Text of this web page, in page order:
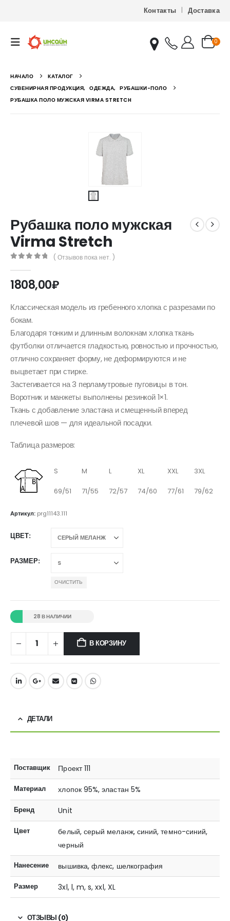
Контакты Доставка
0
НАЧАЛО
КАТАЛОГ
СУВЕНИРНАЯ ПРОДУКЦИЯ, ОДЕЖДА, РУБАШКИ-ПОЛО
РУБАШКА ПОЛО МУЖСКАЯ VIRMA STRETCH
Рубашка поло мужская
Virma Stretch
( Отзывов пока нет. )
1808,00₽
Классическая модель из гребенного хлопка с разрезами по
бокам.
Благодаря тонким и длинным волокнам хлопка ткань
футболки отличается гладкостью, ровностью и прочностью,
отлично сохраняет форму, не деформируются и не
выцветает при стирке.
Застегивается на 3 перламутровые пуговицы в тон.
Воротник и манжеты выполнены резинкой 1×1.
Ткань с добавление эластана и смещенный вперед
плечевой шов — для идеальной посадки.
Таблица размеров:
S M L XL XXL 3XL
69/51 71/55 72/57 74/60 77/61 79/62
Артикул: prg11143.111
ЦВЕТ
РАЗМЕР
ОЧИСТИТЬ
28 В НАЛИЧИИ
В КОРЗИНУ
ДЕТАЛИ
Поставщик Проект 111
Материал хлопок 95%, эластан 5%
Бренд Unit
Цвет
белый, серый меланж, синий, темно-синий,
черный
Нанесение вышивка, флекс, шелкография
Размер 3xl, l, m, s, xxl, XL
ОТЗЫВЫ (0)